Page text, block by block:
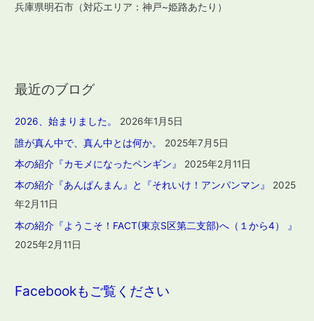
兵庫県明石市（対応エリア：神戸~姫路あたり）
最近のブログ
2026、始まりました。
2026年1月5日
誰が真ん中で、真ん中とは何か。
2025年7月5日
本の紹介『カモメになったペンギン』
2025年2月11日
本の紹介『あんぱんまん』と『それいけ！アンパンマン』
2025
年2月11日
本の紹介『ようこそ！FACT(東京S区第二支部)へ（１から4） 』
2025年2月11日
Facebookもご覧ください